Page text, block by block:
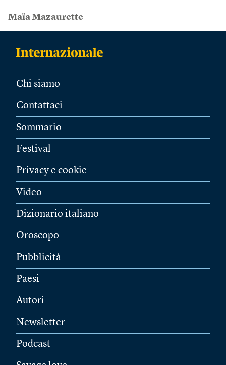
Maïa Mazaurette
Chi siamo
Contattaci
Sommario
Festival
Privacy e cookie
Video
Dizionario italiano
Oroscopo
Pubblicità
Paesi
Autori
Newsletter
Podcast